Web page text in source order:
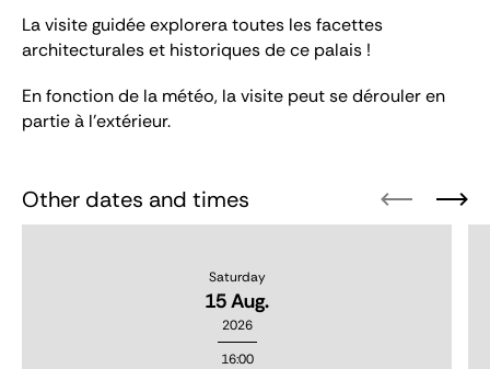
La visite guidée explorera toutes les facettes
architecturales et historiques de ce palais !
En fonction de la météo, la visite peut se dérouler en
partie à l’extérieur.
Other dates and times
Saturday
15 Aug.
2026
16:00